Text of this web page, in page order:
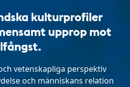
kulturprofiler
upprop mot
vetenskapliga perspektiv
och människans relation